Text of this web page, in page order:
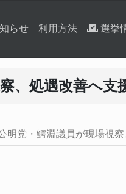
らせ 利用方法 選挙
、処遇改善へ支
党・鰐淵議員が現場視